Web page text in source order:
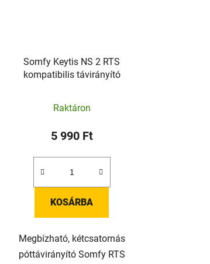
Somfy Keytis NS 2 RTS
kompatibilis távirányító
Raktáron
5 990 Ft
KOSÁRBA
Megbízható, kétcsatornás
póttávirányító Somfy RTS